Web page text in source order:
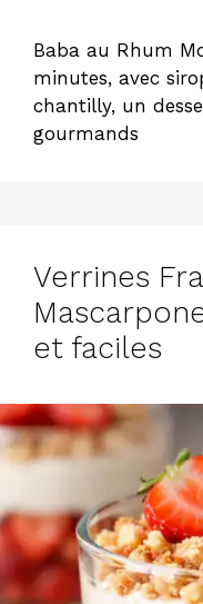
Baba au Rhum
minutes, avec
chantilly, un
gourmands
Verrines
et faciles